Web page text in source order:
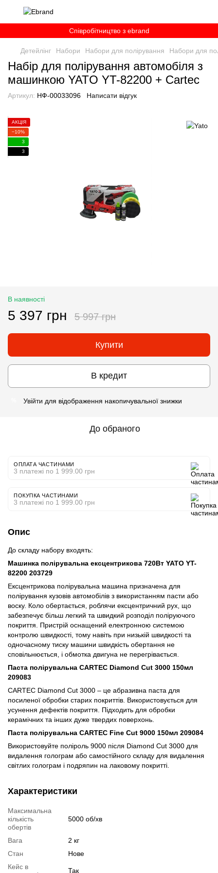
Співробітництво з ebrand
Детейлінг Набори Набори для полірування Набори для
Набір для полірування автомобіля з
машинкою YATO YT-82200 + Cartec
Артикул: НФ-00033096 Написати відгук
АКЦІЯ
−10%
3
3
В наявності
5 397 грн 5 997 грн
Купити
В кредит
Увійти для відображення накопичувальної знижки
До обраного
ОПЛАТА ЧАСТИНАМИ
3 платежі по 1 999.00 грн
ПОКУПКА ЧАСТИНАМИ
3 платежі по 1 999.00 грн
Опис
До складу набору входять:
Машинка полірувальна ексцентрикова 720Вт YATO YT-
82200 203729
Ексцентрикова полірувальна машина призначена для
полірування кузовів автомобілів з використанням пасти або
воску. Коло обертається, роблячи ексцентричний рух, що
забезпечує більш легкий та швидкий розподіл поліруючого
покриття. Пристрій оснащений електронною системою
контролю швидкості, тому навіть при низькій швидкості та
одночасному тиску машини швидкість обертання не
сповільнюється, і обмотка двигуна не перегрівається.
Паста полірувальна CARTEC Diamond Cut 3000 150мл
209083
CARTEC Diamond Cut 3000 – це абразивна паста для
посиленої обробки старих покриттів. Використовується для
усунення дефектів покриття. Підходить для обробки
керамічних та інших дуже твердих поверхонь.
Паста полірувальна CARTEC Fine Cut 9000 150мл 209084
Використовуйте поліроль 9000 після Diamond Cut 3000 для
видалення голограм або самостійного складу для видалення
світлих голограм і подряпин на лаковому покритті.
Характеристики
Максимальна
кількість
обертів
5000 об/хв
Вага
2 кг
Стан
Нове
Кейс в
Так